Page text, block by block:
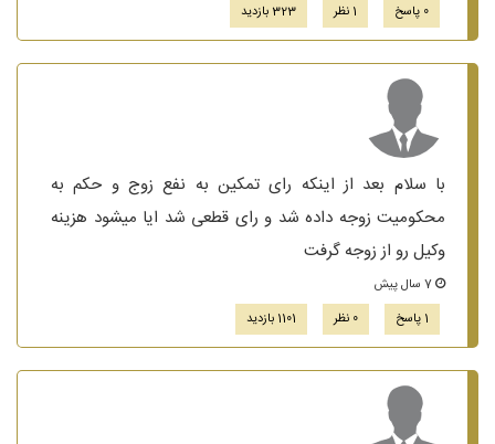
0 پاسخ
1 نظر 323 بازدید
با سلام بعد از اینکه رای تمکین به نفع زوج و حکم به
محکومیت زوجه داده شد و رای قطعی شد ایا میشود هزینه
وکیل رو از زوجه گرفت
1 پاسخ
0 نظر 1101 بازدید